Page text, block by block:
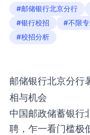
#邮储银行北京分行
#银行校招
#不限
#校招分析
邮储银行北京分行
相与机会
中国邮政储蓄银行
聘，乍一看门槛极